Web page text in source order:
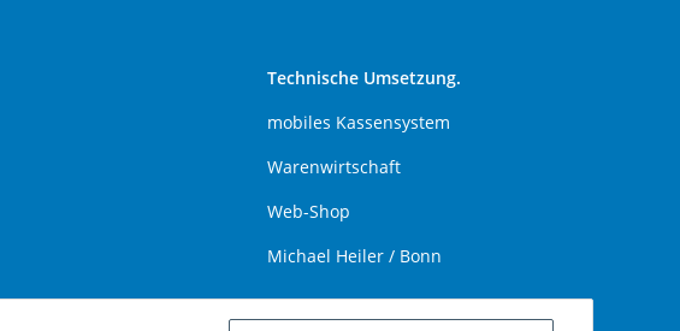
Technische Umsetzung.
mobiles Kassensystem
Warenwirtschaft
Web-Shop
Michael Heiler / Bonn